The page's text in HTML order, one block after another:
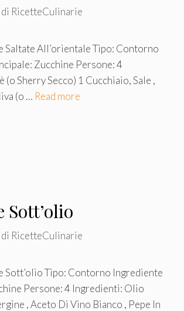
di RicetteCulinarie
Saltate All’orientale Tipo: Contorno
Zucchine Persone: 4
(o Sherry Secco) 1 Cucchiaio, Sale ,
(o … Read more
Sott’olio
di RicetteCulinarie
Sott’olio Tipo: Contorno Ingrediente
Persone: 4 Ingredienti: Olio
, Aceto Di Vino Bianco , Pepe In